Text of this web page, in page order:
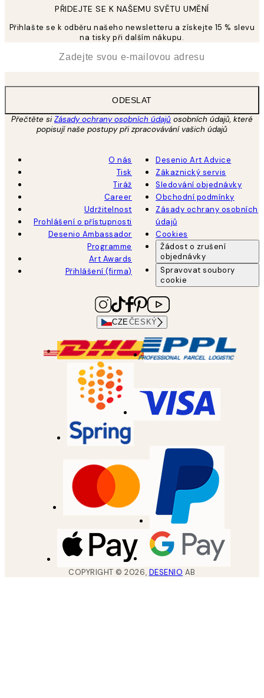
PŘIDEJTE SE K NAŠEMU SVĚTU UMĚNÍ
Přihlašte se k odběru našeho newsletteru a získejte 15 % slevu
na tisky při dalším nákupu.
ODESLAT
Přečtěte siZásady ochrany osobních údajů osobních údajů, které
popisují naše postupy při zpracovávání vašich údajů
O nás
Tisk
Tiráž
Career
Udržitelnost
Prohlášení o přístupnosti
Desenio Ambassador
Programme
Art Awards
Přihlášení (firma)
Desenio Art Advice
Zákaznický servis
Sledování objednávky
Obchodní podmínky
Zásady ochrany osobních
údajů
Cookies
Žádost o zrušení
objednávky
Spravovat soubory
cookie
CZEČESKÝ
COPYRIGHT ©2026, DESENIO AB